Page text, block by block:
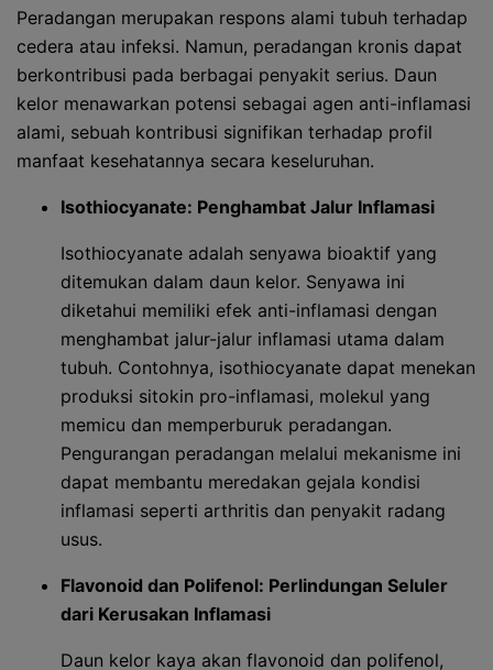
Peradangan merupakan respons alami tubuh terhadap
cedera atau infeksi. Namun, peradangan kronis dapat
berkontribusi pada berbagai penyakit serius. Daun
kelor menawarkan potensi sebagai agen anti-inflamasi
alami, sebuah kontribusi signifikan terhadap profil
manfaat kesehatannya secara keseluruhan.
Isothiocyanate: Penghambat Jalur Inflamasi
Isothiocyanate adalah senyawa bioaktif yang
ditemukan dalam daun kelor. Senyawa ini
diketahui memiliki efek anti-inflamasi dengan
menghambat jalur-jalur inflamasi utama dalam
tubuh. Contohnya, isothiocyanate dapat menekan
produksi sitokin pro-inflamasi, molekul yang
memicu dan memperburuk peradangan.
Pengurangan peradangan melalui mekanisme ini
dapat membantu meredakan gejala kondisi
inflamasi seperti arthritis dan penyakit radang
usus.
Flavonoid dan Polifenol: Perlindungan Seluler
dari Kerusakan Inflamasi
Daun kelor kaya akan flavonoid dan polifenol,